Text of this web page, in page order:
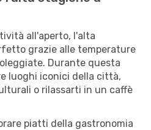
all'aperto, l'alta
grazie alle temperature
Durante questa
luoghi iconici della città,
o rilassarti in un caffè
piatti della gastronomia